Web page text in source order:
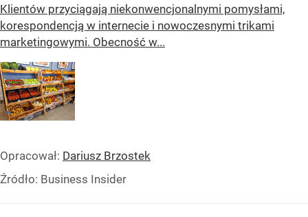
Klientów przyciągają niekonwencjonalnymi pomysłami,
korespondencją w internecie i nowoczesnymi trikami
marketingowymi. Obecność w...
Opracował: Dariusz Brzostek
Źródło: Business Insider